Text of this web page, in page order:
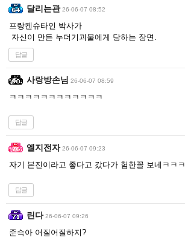
달리는관 26-06-07 08:52
프랑켄슈타인 박사가
자신이 만든 누더기괴물에게 당하는 장면.
답글
사랑방손님 26-06-07 08:59
ㅋㅋㅋㅋㅋㅋㅋㅋㅋㅋㅋㅋ
답글
엘지전자 26-06-07 09:23
자기 본진이라고 좋다고 갔다가 험한꼴 보네ㅋㅋㅋ
답글
린다 26-06-07 09:26
준슥아 어질어질하지?